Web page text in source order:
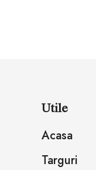
Utile
Acasa
Targuri